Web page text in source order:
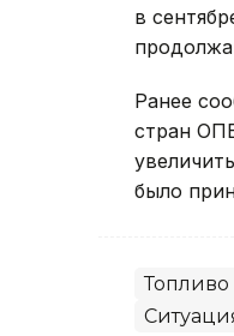
в
Ранее
стран
было
Топливо